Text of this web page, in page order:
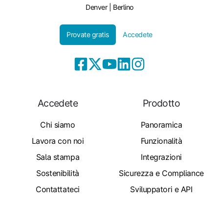
Denver | Berlino
Provate gratis Accedete
Accedete
Chi siamo
Lavora con noi
Sala stampa
Sostenibilità
Contattateci
Prodotto
Panoramica
Funzionalità
Integrazioni
Sicurezza e Compliance
Sviluppatori e API